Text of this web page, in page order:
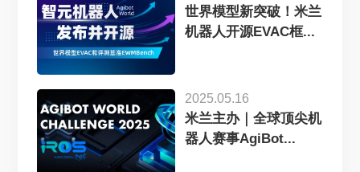
世界模型新突破！米兰
机器人开源EVAC框...
2025.05.16
米兰主办｜全球顶尖机
器人赛事AgiBot...